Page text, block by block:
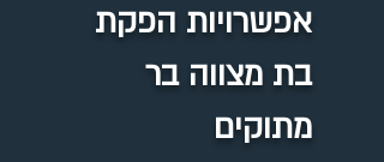
אפשרויות הפקת
בת מצווה בר
מתוקים